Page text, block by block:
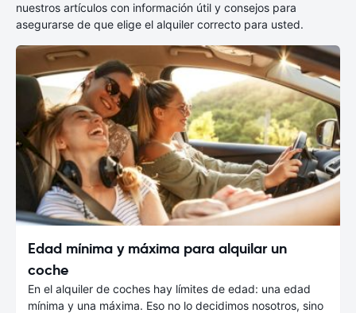
nuestros artículos con información útil y consejos para
asegurarse de que elige el alquiler correcto para usted.
Edad mínima y máxima para alquilar un
coche
En el alquiler de coches hay límites de edad: una edad
mínima y una máxima. Eso no lo decidimos nosotros, sino